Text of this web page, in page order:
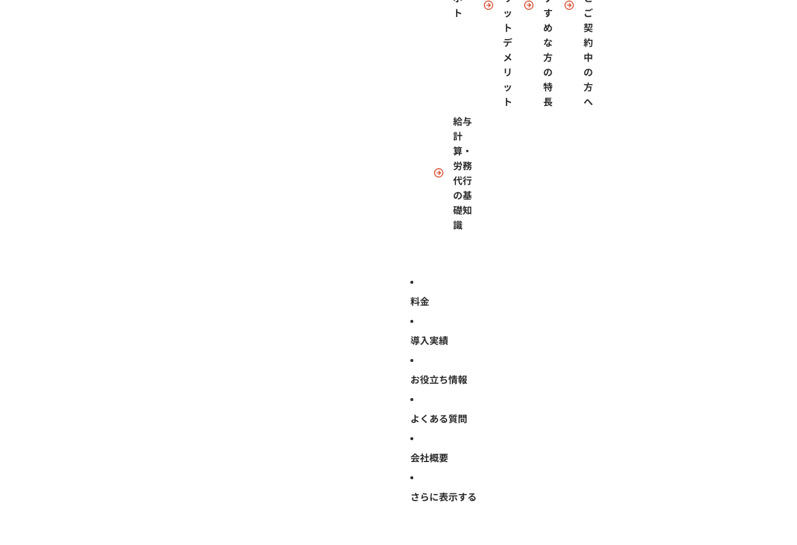
ト
ッ
ト
デ
メ
リ
ッ
ト
す
め
な
方
の
特
長
ご
契
約
中
の
方
へ
給与
計
算・
労務
代行
の基
礎知
識
料金
導入実績
お役立ち情報
よくある質問
会社概要
さらに表示する